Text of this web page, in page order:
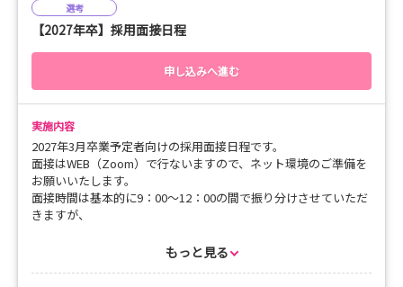
＝＝＝＝＝＝＝＝＝＝＝＝＝＝＝＝＝
湘南藤沢徳洲会病院
看護師採用担当
mail：info@shounan-nurse.jp
＝＝＝＝＝＝＝＝＝＝＝＝＝＝＝＝＝
【参加者の声】
♪パンフレットだけではわからない、病院の雰囲気や職員さんの
話など詳しくお聞きできたのでとても良かったです。（参加Eさ
♪院内のスタッフの方から笑顔で挨拶をしていただきとっても親
切にしていただきました。元々茅ヶ崎に住んでいて徳洲会病院に
お世話になったことがありますが、病院が新しくなり、とてもき
れいになっていることに驚きました。（参加Dさん）
♪設備がよく働きやすい病院だと思いました。図書室がしっかり
しているので、自主学習もできる所が特に良いと思いました。
（参加Cさん）
♪担当してくだった看護師さんがたくさん話しをしてくださって
優しかったです。カンファも見せてもらって患者さんのことをた
♪外科を見学させていただいて短い時間の中でも多くの仕事をし
ていて色んなことを学び見させていただきました。（参加Aさ
選考
【2027年卒】採用面接日程
申し込みへ進む
実施内容
2027年3月卒業予定者向けの採用面接日程です。
面接はWEB（Zoom）で行ないますので、ネット環境のご準備を
お願いいたします。
面接時間は基本的に9：00～12：00の間で振り分けさせていただ
きますが、
もっと見る